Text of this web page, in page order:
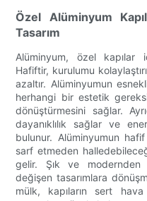
Özel Alüminyum
Tasarım
Alüminyum, özel kapılar
Hafiftir, kurulumu
azaltır. Alüminyumun
herhangi bir estetik
dönüştürmesini sağlar.
dayanıklılık sağlar ve
bulunur. Alüminyumun
sarf etmeden
gelir. Şık ve
değişen tasarımlara
mülk, kapıların sert